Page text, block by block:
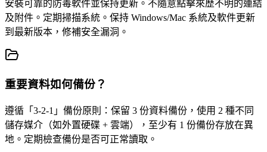
安裝可靠的防毒軟件並保持更新。不隨意點擊來歷不明的連結
及附件。定期掃描系統。保持 Windows/Mac 系統及軟件更新
到最新版本，修補安全漏洞。
重要資料如何備份？
遵循「3-2-1」備份原則：保留 3 份資料備份，使用 2 種不同
儲存媒介（如外置硬碟 + 雲端），至少有 1 份備份存放在異
地。定期檢查備份是否可正常讀取。